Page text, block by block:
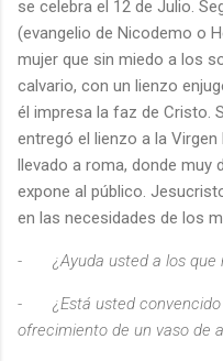
se celebra el 12 de Julio.
(evangelio de Nicodemo o
mujer que sin miedo a los
calvario, con un lienzo
él impresa la faz de Cristo.
entregó el lienzo a la
llevado a roma, donde muy
expone al público.
en las necesidades de los
- ¿Ayuda usted a los que
-
¿Está usted
ofrecimiento de un vaso de